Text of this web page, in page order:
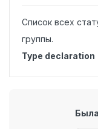
Список всех
группы.
Type declaration